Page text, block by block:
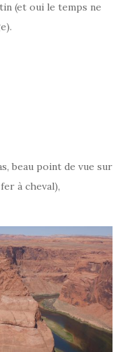
(et oui le temps ne
beau point de vue sur
à cheval),